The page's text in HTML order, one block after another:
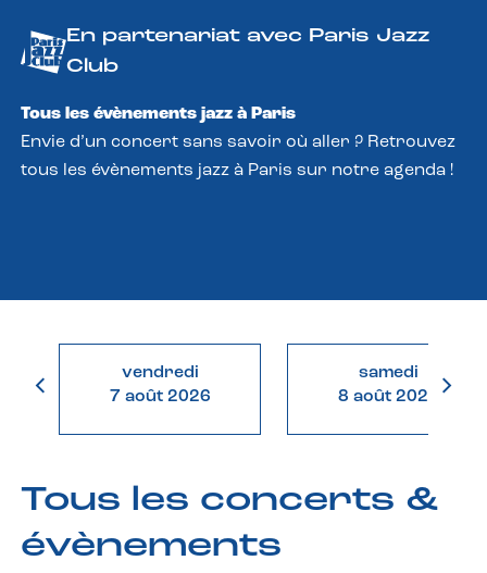
En partenariat avec Paris Jazz
Club
Tous les évènements jazz à Paris
Envie d’un concert sans savoir où aller ? Retrouvez
tous les évènements jazz à Paris sur notre agenda !
vendredi
7 août 2026
samedi
8 août 2026
Tous les concerts &
évènements